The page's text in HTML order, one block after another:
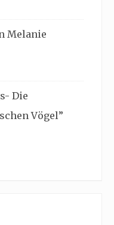
Melanie
Die
Vögel”